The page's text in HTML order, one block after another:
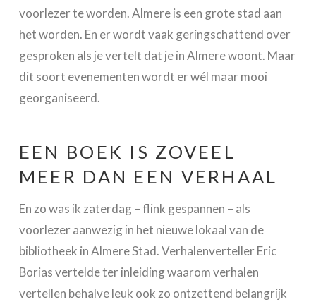
voorlezer te worden. Almere is een grote stad aan
het worden. En er wordt vaak geringschattend over
gesproken als je vertelt dat je in Almere woont. Maar
dit soort evenementen wordt er wél maar mooi
georganiseerd.
EEN BOEK IS ZOVEEL
MEER DAN EEN VERHAAL
En zo was ik zaterdag – flink gespannen – als
voorlezer aanwezig in het nieuwe lokaal van de
bibliotheek in Almere Stad. Verhalenverteller Eric
Borias vertelde ter inleiding waarom verhalen
vertellen behalve leuk ook zo ontzettend belangrijk